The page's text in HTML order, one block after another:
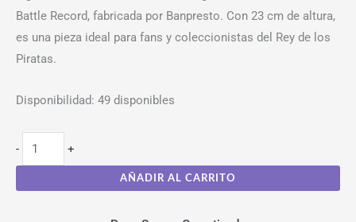
Battle Record, fabricada por Banpresto. Con 23 cm de altura,
es una pieza ideal para fans y coleccionistas del Rey de los
Piratas.
Disponibilidad: 49 disponibles
- +
AÑADIR AL CARRITO